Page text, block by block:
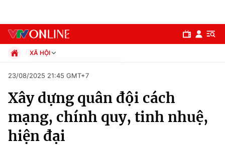
Chuyên mục
Chính trị
XÃ HỘI
Xã hội
Pháp luật
Kinh tế
Thể thao
Truyền hình
Văn hóa - Giải trí
23/08/2025 21:45 GMT+7
Xây dựng quân đội cách
mạng, chính quy, tinh nhuệ,
hiện đại